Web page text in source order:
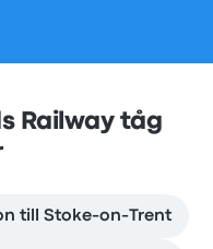
Railway tåg
till Stoke-on-Trent